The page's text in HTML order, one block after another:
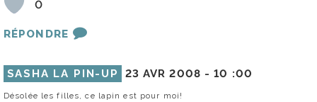
0
RÉPONDRE
SASHA LA PIN-UP 23 AVR 2008 -10 :00
Désolée les filles, ce lapin est pour moi!